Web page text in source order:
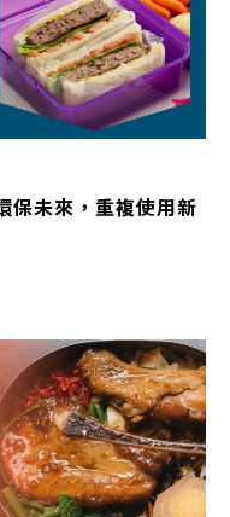
保未來，重複使用新